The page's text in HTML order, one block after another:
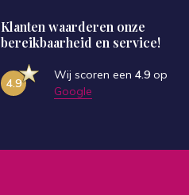
Klanten waarderen onze
bereikbaarheid en service!
4.9
Wij scoren een 4.9 op
Google